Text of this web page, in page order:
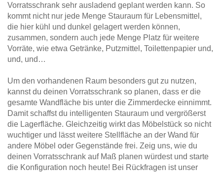
Vorratsschrank sehr ausladend geplant werden kann. So
kommt nicht nur jede Menge Stauraum für Lebensmittel,
die hier kühl und dunkel gelagert werden können,
zusammen, sondern auch jede Menge Platz für weitere
Vorräte, wie etwa Getränke, Putzmittel, Toilettenpapier und,
und, und…
Um den vorhandenen Raum besonders gut zu nutzen,
kannst du deinen Vorratsschrank so planen, dass er die
gesamte Wandfläche bis unter die Zimmerdecke einnimmt.
Damit schaffst du intelligenten Stauraum und vergrößerst
die Lagerfläche. Gleichzeitig wirkt das Möbelstück so nicht
wuchtiger und lässt weitere Stellfläche an der Wand für
andere Möbel oder Gegenstände frei. Zeig uns, wie du
deinen Vorratsschrank auf Maß planen würdest und starte
die Konfiguration noch heute! Bei Rückfragen ist unser